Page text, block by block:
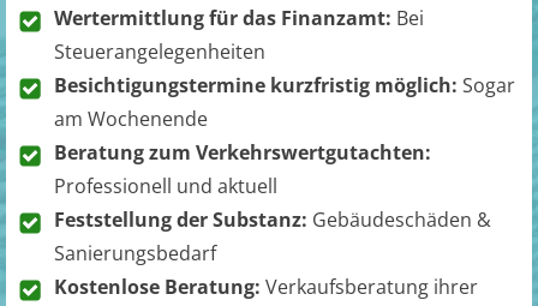
Wertermittlung für das Finanzamt: Bei
Steuerangelegenheiten
Besichtigungstermine kurzfristig möglich: Sogar
am Wochenende
Beratung zum Verkehrswertgutachten:
Professionell und aktuell
Feststellung der Substanz: Gebäudeschäden &
Sanierungsbedarf
Kostenlose Beratung: Verkaufsberatung ihrer